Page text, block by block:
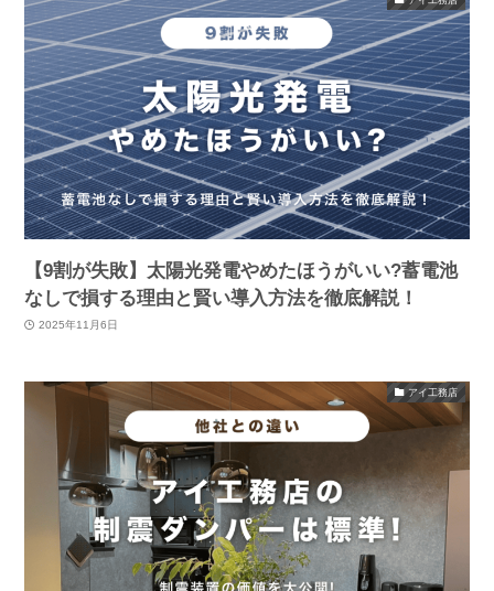
【9割が失敗】太陽光発電やめたほうがいい?蓄電池
なしで損する理由と賢い導入方法を徹底解説！
2025年11月6日
アイ工務店